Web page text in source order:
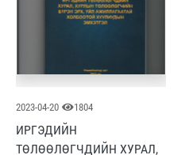
2023-04-20 1804
ИРГЭДИЙН
ТӨЛӨӨЛӨГЧДИЙН ХУРАЛ,